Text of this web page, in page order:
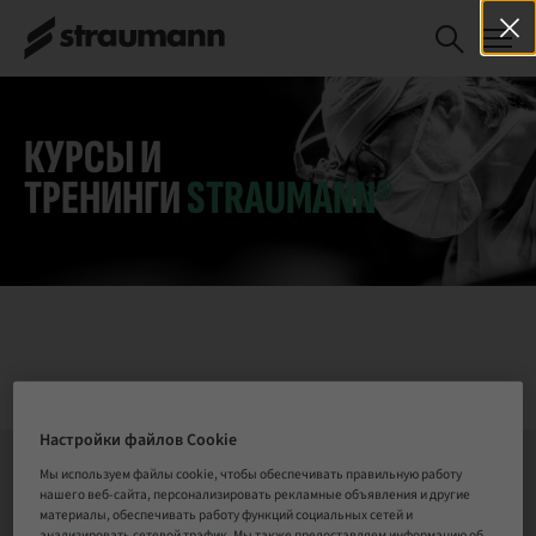
Straumann®再
生ソリューショ
ンを用いた硬軟
ト
ЗАРЕГИСТРИРОВАТЬСЯ
КУРСЫ И
ТРЕНИНГИSTRAUMANN®
СВЯЗАТЬСЯ С НАМИ
Настройки файлов Cookie
Мы используем файлы cookie, чтобы обеспечивать правильную работу
нашего веб-сайта, персонализировать рекламные объявления и другие
материалы, обеспечивать работу функций социальных сетей и